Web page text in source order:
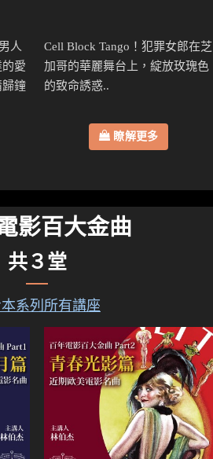
人
愛
歸鐘
Cell Block Tango！犯罪女郎在芝
加哥的華麗舞台上，綻放玫瑰色
的致命誘惑..
瞭解更多
影百大金曲
３堂
系列所有講座